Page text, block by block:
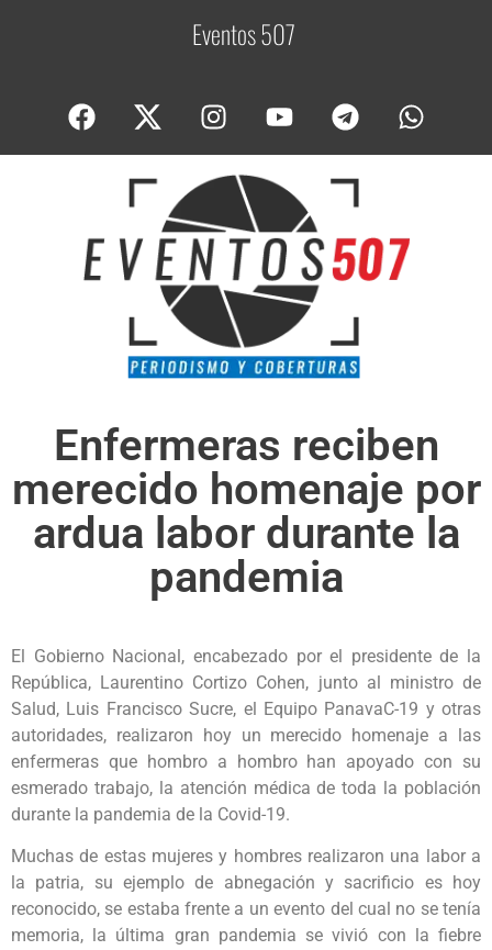
Eventos 507C
Enfermeras reciben
merecido homenaje por
ardua labor durante la
pandemia
El Gobierno Nacional, encabezado por el presidente de la
República, Laurentino Cortizo Cohen, junto al ministro de
Salud, Luis Francisco Sucre, el Equipo PanavaC-19 y otras
autoridades, realizaron hoy un merecido homenaje a las
enfermeras que hombro a hombro han apoyado con su
esmerado trabajo, la atención médica de toda la población
durante la pandemia de la Covid-19.
Muchas de estas mujeres y hombres realizaron una labor a
la patria, su ejemplo de abnegación y sacrificio es hoy
reconocido, se estaba frente a un evento del cual no se tenía
memoria, la última gran pandemia se vivió con la fiebre